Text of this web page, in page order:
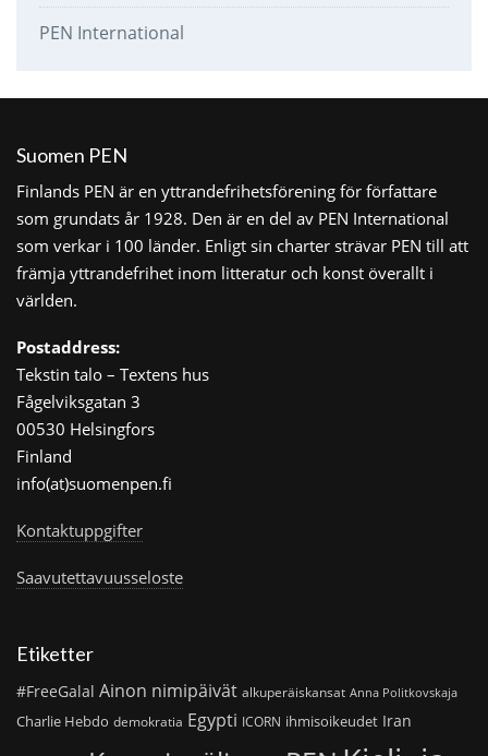
PEN International
Suomen PEN
Finlands PEN är en yttrandefrihetsförening för författare
som grundats år 1928. Den är en del av PEN International
som verkar i 100 länder. Enligt sin charter strävar PEN till att
främja yttrandefrihet inom litteratur och konst överallt i
världen.
Postaddress:
Tekstin talo – Textens hus
Fågelviksgatan 3
00530 Helsingfors
Finland
info(at)suomenpen.fi
Kontaktuppgifter
Saavutettavuusseloste
Etiketter
#FreeGalal Ainon nimipäivät alkuperäiskansat Anna Politkovskaja
Charlie Hebdo demokratia Egypti ICORN ihmisoikeudet Iran